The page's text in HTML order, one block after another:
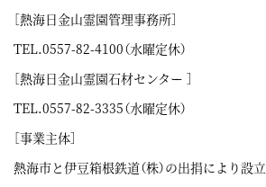
［熱海日金山霊園管理事務所］
TEL.0557-82-4100（水曜定休）
［熱海日金山霊園石材センター ］
TEL.0557-82-3335（水曜定休）
［事業主体］
熱海市と伊豆箱根鉄道（株）の出捐により設立